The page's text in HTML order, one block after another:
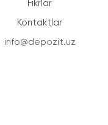
Fikrlar
Kontaktlar
info@depozit.uz